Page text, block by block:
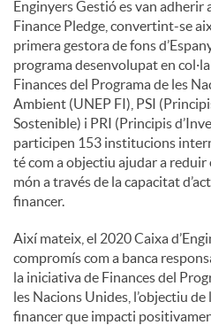
Enginyers Gestió es van adherir
Finance Pledge, convertint-se
primera gestora de fons
programa desenvolupat en
Finances del Programa de les
Ambient (UNEP FI), PSI
Sostenible) i PRI (Principis
participen 153 institucions
té com a objectiu ajudar a reduir
món a través de la capacitat
financer.
Així mateix, el 2020 Caixa
compromís com a banca
la iniciativa de Finances del
les Nacions Unides, l’objectiu
financer que impacti